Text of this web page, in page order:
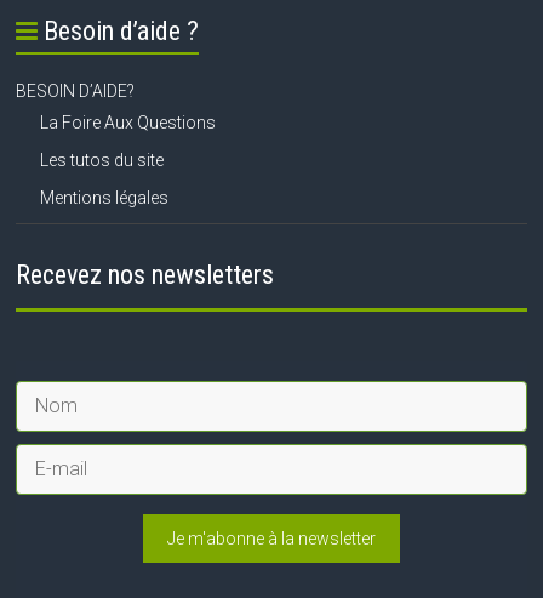
Besoin d’aide ?
BESOIN D’AIDE?
La Foire Aux Questions
Les tutos du site
Mentions légales
Recevez nos newsletters
Je m'abonne à la newsletter